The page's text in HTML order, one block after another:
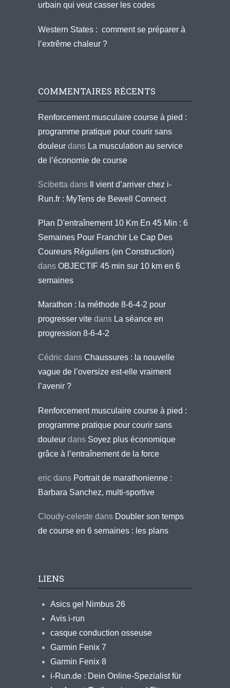
urbain qui veut casser les codes
Western States : comment se préparer à
l’extrême chaleur ?
COMMENTAIRES RÉCENTS
Renforcement musculaire course à pied :
programme pratique pour courir sans
douleur dans La musculation au service
de l’économie de course
Scibetta dans
Il vient d’arriver chez i-
Run.fr : MyTens de Bewell Connect
Plan D'entraînement 10 Km En 45 Min : 6
Semaines Pour Franchir Le Cap Des
Coureurs Réguliers (en Construction)
dans OBJECTIF 45 min sur 10 km en 6
semaines
Marathon : la méthode 8-6-4-2 pour
progresser vite dans La séance en
progression 8-6-4-2
Cédric dans Chaussures : la nouvelle
vague de l’oversize est-elle vraiment
l’avenir ?
Renforcement musculaire course à pied :
programme pratique pour courir sans
douleur dans Soyez plus économique
grâce à l’entraînement de la force
eric dans Portrait de marathonienne :
Barbara Sanchez, multi-sportive
Cloudy-celeste dans Doubler son temps
de course en 6 semaines : les plans
LIENS
Asics gel Nimbus 26
Avis i-run
casque conduction osseuse
Garmin Fenix 7
Garmin Fenix 8
i-Run.de : Dein Online-Spezialist für